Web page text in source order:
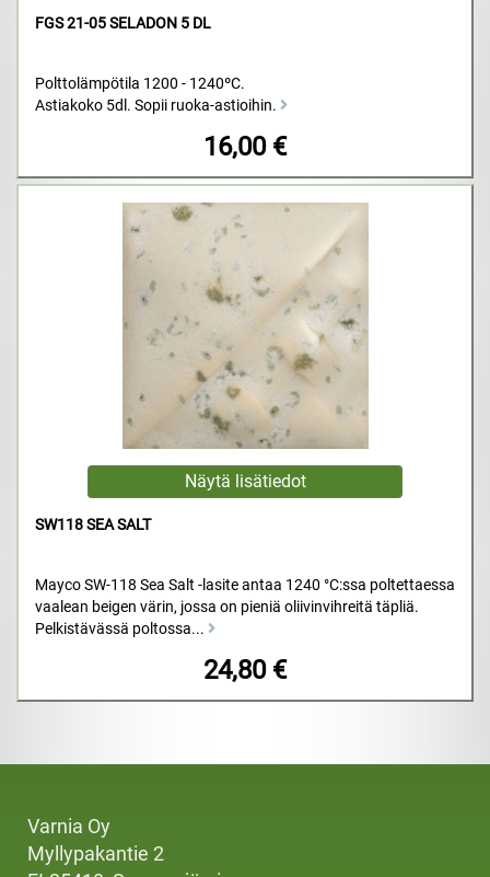
FGS 21-05 SELADON 5 DL
Polttolämpötila 1200 - 1240ºC.
Astiakoko 5dl. Sopii ruoka-astioihin.
16,00 €
SW118 SEA SALT
Mayco SW-118 Sea Salt -lasite antaa 1240 °C:ssa poltettaessa
vaalean beigen värin, jossa on pieniä oliivinvihreitä täpliä.
Pelkistävässä poltossa...
24,80 €
Varnia Oy
Myllypakantie 2